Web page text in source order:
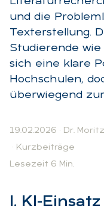
und die
Texterstellung.
Studierende
sich eine klare
Hochschulen,
überwiegend
19.02.2026 · Dr.
· Kurzbeiträge
Lesezeit 6 Min.
I. KI-